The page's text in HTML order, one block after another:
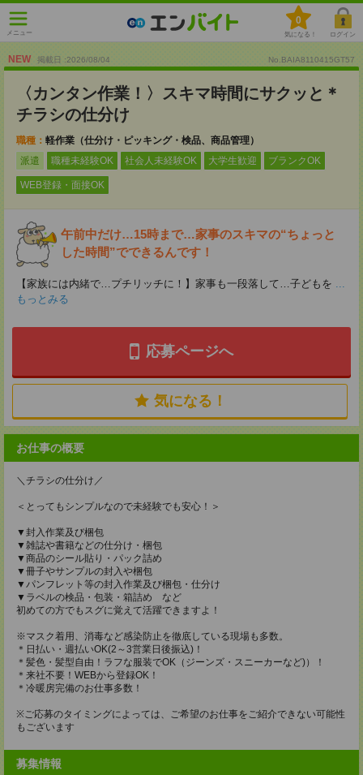
メニュー
0
気になる！ ログイン
NEW 掲載日 :2026/08/04 No.BAIA8110415GT57
〈カンタン作業！〉スキマ時間にサクッと＊
チラシの仕分け
職種： 軽作業（仕分け・ピッキング・検品、商品管理）
派遣
職種未経験OK 社会人未経験OK 大学生歓迎 ブランクOK
WEB登録・面接OK
午前中だけ…15時まで…家事のスキマの“ちょっと
した時間”でできるんです！
【家族には内緒で…プチリッチに！】家事も一段落して…子どもを ...
もっとみる
応募ページへ
気になる！
お仕事の概要
＼チラシの仕分け／
＜とってもシンプルなので未経験でも安心！＞
▼封入作業及び梱包
▼雑誌や書籍などの仕分け・梱包
▼商品のシール貼り・パック詰め
▼冊子やサンプルの封入や梱包
▼パンフレット等の封入作業及び梱包・仕分け
▼ラベルの検品・包装・箱詰め など
初めての方でもスグに覚えて活躍できますよ！
※マスク着用、消毒など感染防止を徹底している現場も多数。
＊日払い・週払いOK(2～3営業日後振込)！
＊髪色・髪型自由！ラフな服装でOK（ジーンズ・スニーカーなど)）！
＊来社不要！WEBから登録OK！
＊冷暖房完備のお仕事多数！
※ご応募のタイミングによっては、ご希望のお仕事をご紹介できない可能性
もございます
募集情報